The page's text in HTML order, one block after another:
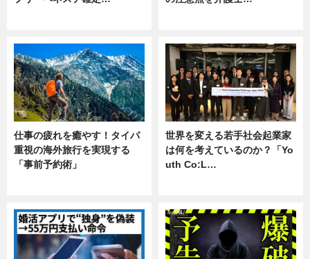
仕事の疲れを癒やす！タイパ
重視の海外旅行を実現する
「事前予約術」
世界を変える若手社会起業家
は何を考えているのか？「Yo
uth Co:L…